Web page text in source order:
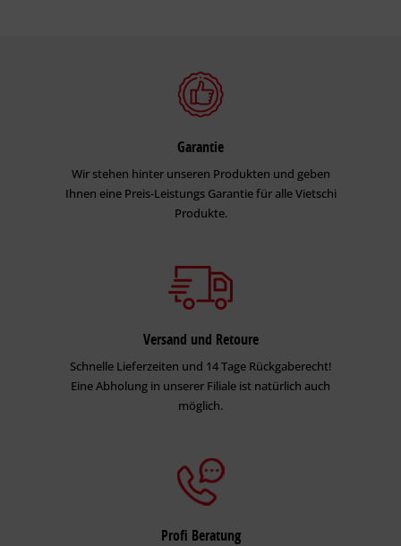
Garantie
Wir stehen hinter unseren Produkten und geben
Ihnen eine Preis-Leistungs Garantie für alle Vietschi
Produkte.
Versand und Retoure
Schnelle Lieferzeiten und 14 Tage Rückgaberecht!
Eine Abholung in unserer Filiale ist natürlich auch
möglich.
Profi Beratung